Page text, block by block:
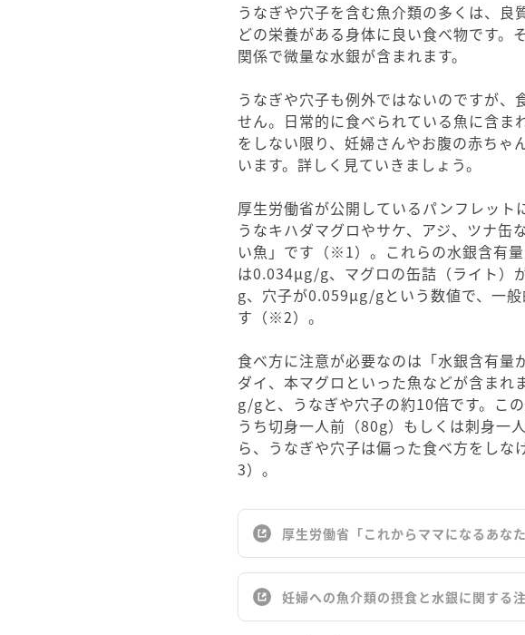
うなぎや穴子を含む魚介類の多くは、良
どの栄養がある身体に良い食べ物です。
関係で微量な水銀が含まれます。
うなぎや穴子も例外ではないのですが、
せん。日常的に食べられている魚に含ま
をしない限り、妊婦さんやお腹の赤ちゃ
います。詳しく見ていきましょう。
厚生労働省が公開しているパンフレット
うなキハダマグロやサケ、アジ、ツナ缶
い魚」です（※1）。これらの水銀含有
は0.034μg/g、マグロの缶詰（ライト
g、穴子が0.059μg/gという数値で、一
す（※2）。
食べ方に注意が必要なのは「水銀含有量
ダイ、本マグロといった魚などが含ま
g/gと、うなぎや穴子の約10倍です。こ
うち切身一人前（80g）もしくは刺身一
ら、うなぎや穴子は偏った食べ方をし
3）。
厚生労働省「これからママになるあな
妊婦への魚介類の摂食と水銀に関する